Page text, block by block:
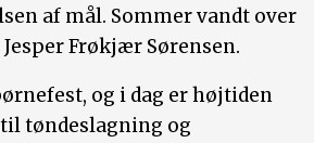
af mål. Sommer vandt over
Frøkjær Sørensen.
og i dag er højtiden
tøndeslagning og